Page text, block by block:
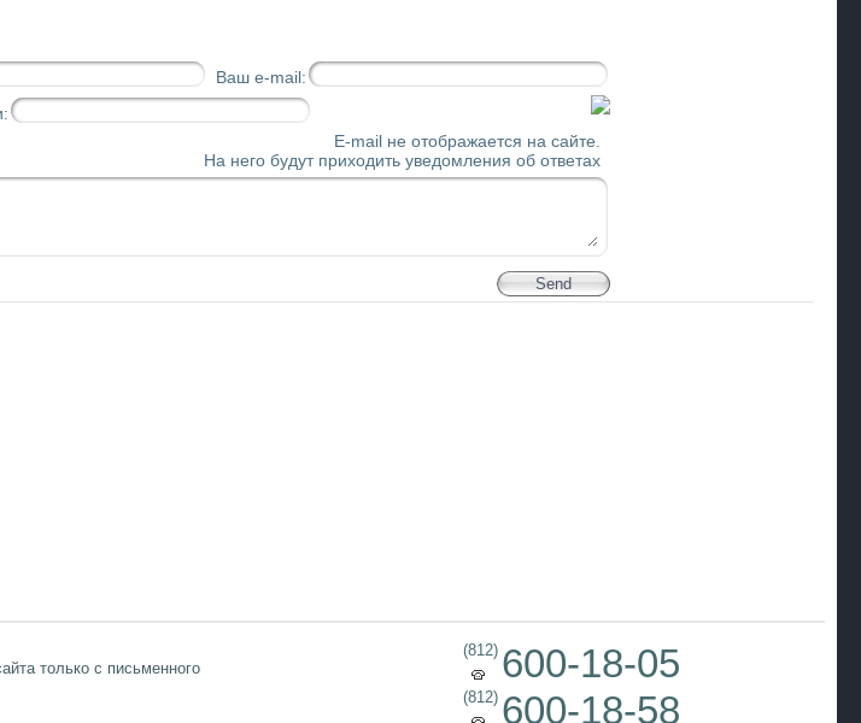
Ваш e-mail:
E-mail не отображается на сайте.
На него будут приходить уведомления об ответах
только с письменного
(812) 600-18-05
(812) 600-18-58